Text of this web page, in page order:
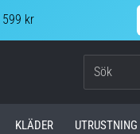
kr
KLÄDER UTRUSTNING